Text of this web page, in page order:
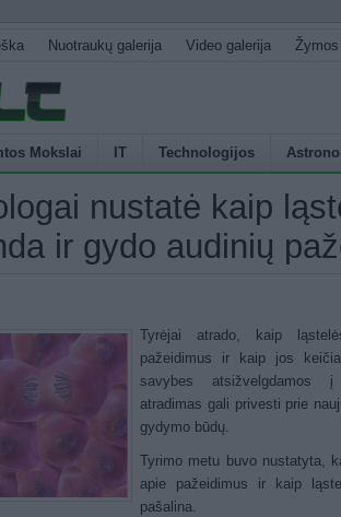
Nuotraukų galerija Video galerija Žymos
Mokslai IT Technologijos
nustatė kaip
ir gydo audinių
Tyrėjai atrado, kaip
pažeidimus ir kaip jos
savybes atsižvelgdamos
atradimas gali privesti prie
gydymo būdų.
Tyrimo metu buvo nustatyta,
apie pažeidimus ir kaip
pašalina.